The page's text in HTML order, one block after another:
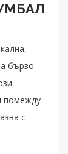
бързо
помежду
с